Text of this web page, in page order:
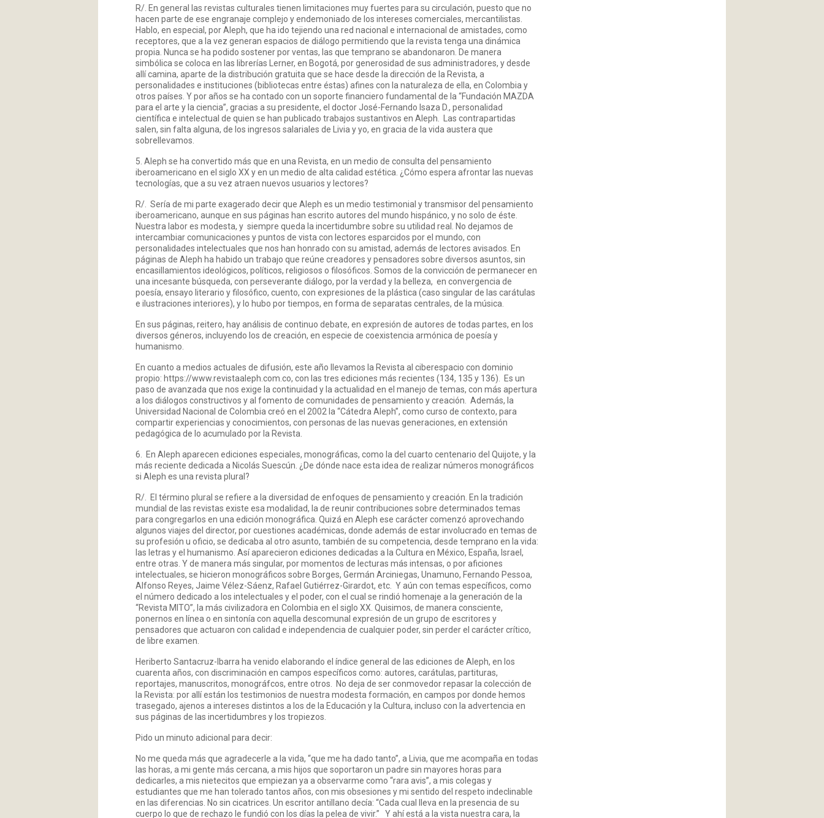
R/. En general las revistas culturales tienen limitaciones muy fuertes para su circulación, puesto que no
hacen parte de ese engranaje complejo y endemoniado de los intereses comerciales, mercantilistas.
Hablo, en especial, por Aleph, que ha ido tejiendo una red nacional e internacional de amistades, como
receptores, que a la vez generan espacios de diálogo permitiendo que la revista tenga una dinámica
propia. Nunca se ha podido sostener por ventas, las que temprano se abandonaron. De manera
simbólica se coloca en las librerías Lerner, en Bogotá, por generosidad de sus administradores, y desde
allí camina, aparte de la distribución gratuita que se hace desde la dirección de la Revista, a
personalidades e instituciones (bibliotecas entre éstas) afines con la naturaleza de ella, en Colombia y
otros países. Y por años se ha contado con un soporte financiero fundamental de la “Fundación MAZDA
para el arte y la ciencia”, gracias a su presidente, el doctor José-Fernando Isaza D., personalidad
científica e intelectual de quien se han publicado trabajos sustantivos en Aleph. Las contrapartidas
salen, sin falta alguna, de los ingresos salariales de Livia y yo, en gracia de la vida austera que
sobrellevamos.
5. Aleph se ha convertido más que en una Revista, en un medio de consulta del pensamiento
iberoamericano en el siglo XX y en un medio de alta calidad estética. ¿Cómo espera afrontar las nuevas
tecnologías, que a su vez atraen nuevos usuarios y lectores?
R/. Sería de mi parte exagerado decir que Aleph es un medio testimonial y transmisor del pensamiento
iberoamericano, aunque en sus páginas han escrito autores del mundo hispánico, y no solo de éste.
Nuestra labor es modesta, y siempre queda la incertidumbre sobre su utilidad real. No dejamos de
intercambiar comunicaciones y puntos de vista con lectores esparcidos por el mundo, con
personalidades intelectuales que nos han honrado con su amistad, además de lectores avisados. En
páginas de Aleph ha habido un trabajo que reúne creadores y pensadores sobre diversos asuntos, sin
encasillamientos ideológicos, políticos, religiosos o filosóficos. Somos de la convicción de permanecer en
una incesante búsqueda, con perseverante diálogo, por la verdad y la belleza, en convergencia de
poesía, ensayo literario y filosófico, cuento, con expresiones de la plástica (caso singular de las carátulas
e ilustraciones interiores), y lo hubo por tiempos, en forma de separatas centrales, de la música.
En sus páginas, reitero, hay análisis de continuo debate, en expresión de autores de todas partes, en los
diversos géneros, incluyendo los de creación, en especie de coexistencia armónica de poesía y
humanismo.
En cuanto a medios actuales de difusión, este año llevamos la Revista al ciberespacio con dominio
propio: https://www.revistaaleph.com.co, con las tres ediciones más recientes (134, 135 y 136). Es un
paso de avanzada que nos exige la continuidad y la actualidad en el manejo de temas, con más apertura
a los diálogos constructivos y al fomento de comunidades de pensamiento y creación. Además, la
Universidad Nacional de Colombia creó en el 2002 la “Cátedra Aleph”, como curso de contexto, para
compartir experiencias y conocimientos, con personas de las nuevas generaciones, en extensión
pedagógica de lo acumulado por la Revista.
6. En Aleph aparecen ediciones especiales, monográficas, como la del cuarto centenario del Quijote, y la
más reciente dedicada a Nicolás Suescún. ¿De dónde nace esta idea de realizar números monográficos
si Aleph es una revista plural?
R/. El término plural se refiere a la diversidad de enfoques de pensamiento y creación. En la tradición
mundial de las revistas existe esa modalidad, la de reunir contribuciones sobre determinados temas
para congregarlos en una edición monográfica. Quizá en Aleph ese carácter comenzó aprovechando
algunos viajes del director, por cuestiones académicas, donde además de estar involucrado en temas de
su profesión u oficio, se dedicaba al otro asunto, también de su competencia, desde temprano en la vida:
las letras y el humanismo. Así aparecieron ediciones dedicadas a la Cultura en México, España, Israel,
entre otras. Y de manera más singular, por momentos de lecturas más intensas, o por aficiones
intelectuales, se hicieron monográficos sobre Borges, Germán Arciniegas, Unamuno, Fernando Pessoa,
Alfonso Reyes, Jaime Vélez-Sáenz, Rafael Gutiérrez-Girardot, etc. Y aún con temas específicos, como
el número dedicado a los intelectuales y el poder, con el cual se rindió homenaje a la generación de la
“Revista MITO”, la más civilizadora en Colombia en el siglo XX. Quisimos, de manera consciente,
ponernos en línea o en sintonía con aquella descomunal expresión de un grupo de escritores y
pensadores que actuaron con calidad e independencia de cualquier poder, sin perder el carácter crítico,
de libre examen.
Heriberto Santacruz-Ibarra ha venido elaborando el índice general de las ediciones de Aleph, en los
cuarenta años, con discriminación en campos específicos como: autores, carátulas, partituras,
reportajes, manuscritos, monográfcos, entre otros. No deja de ser conmovedor repasar la colección de
la Revista: por allí están los testimonios de nuestra modesta formación, en campos por donde hemos
trasegado, ajenos a intereses distintos a los de la Educación y la Cultura, incluso con la advertencia en
sus páginas de las incertidumbres y los tropiezos.
Pido un minuto adicional para decir:
No me queda más que agradecerle a la vida, “que me ha dado tanto”, a Livia, que me acompaña en todas
las horas, a mi gente más cercana, a mis hijos que soportaron un padre sin mayores horas para
dedicarles, a mis nietecitos que empiezan ya a observarme como “rara avis”, a mis colegas y
estudiantes que me han tolerado tantos años, con mis obsesiones y mi sentido del respeto indeclinable
en las diferencias. No sin cicatrices. Un escritor antillano decía: “Cada cual lleva en la presencia de su
cuerpo lo que de rechazo le fundió con los días la pelea de vivir.” Y ahí está a la vista nuestra cara, la